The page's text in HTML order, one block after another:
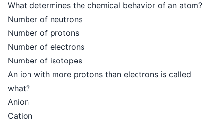
What determines the chemical behavior of an atom?
Number of neutrons
Number of protons
Number of electrons
Number of isotopes
An ion with more protons than electrons is called
what?
Anion
Cation